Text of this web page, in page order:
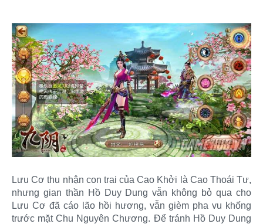
Lưu Cơ thu nhận con trai của Cao Khởi là Cao Thoái Tư,
nhưng gian thần Hồ Duy Dung vẫn không bỏ qua cho
Lưu Cơ đã cáo lão hồi hương, vẫn gièm pha vu khống
trước mặt Chu Nguyên Chương. Để tránh Hồ Duy Dung